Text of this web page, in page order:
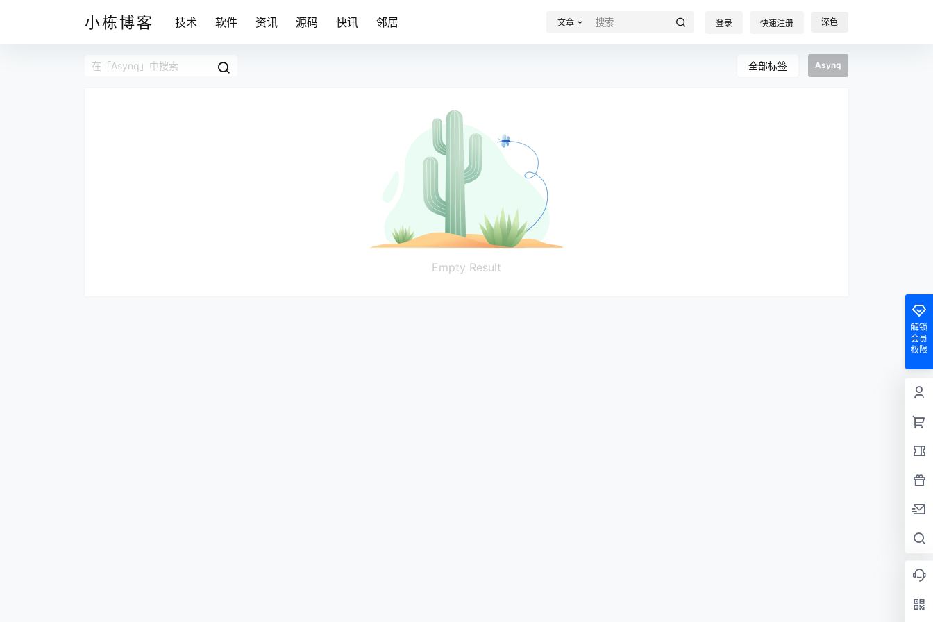
小栋博客 技术 软件 资讯 源码 快讯 邻居 文章 登录 快速注册 深色
全部标签 Asynq
Empty Result
解锁
会员
权限